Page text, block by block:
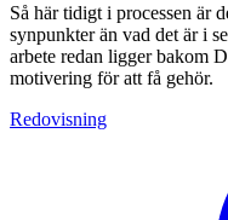
Så här tidigt i processen är
synpunkter än vad det är i
arbete redan ligger bakom
motivering för att få gehör.
Redovisning